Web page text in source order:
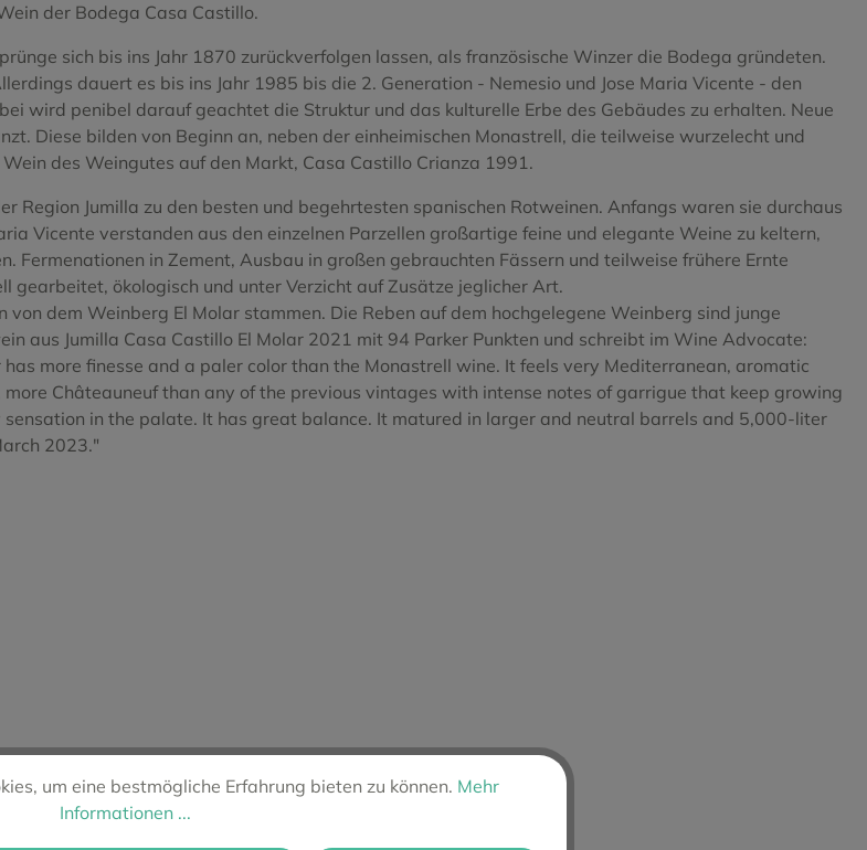
Syrah
Tinta del Pais
Treixadura
Viura
Xarel.lo Vermell
der Bodega Casa Castillo.
sich bis ins Jahr 1870 zurückverfolgen lassen, als französische Winzer die Bodega gründeten.
dauert es bis ins Jahr 1985 bis die 2. Generation - Nemesio und Jose Maria Vicente - den
wird penibel darauf geachtet die Struktur und das kulturelle Erbe des Gebäudes zu erhalten. Neue
Diese bilden von Beginn an, neben der einheimischen Monastrell, die teilweise wurzelecht und
des Weingutes auf den Markt, Casa Castillo Crianza 1991.
Region Jumilla zu den besten und begehrtesten spanischen Rotweinen. Anfangs waren sie durchaus
Vicente verstanden aus den einzelnen Parzellen großartige feine und elegante Weine zu keltern,
Fermenationen in Zement, Ausbau in großen gebrauchten Fässern und teilweise frühere Ernte
ökologisch und unter Verzicht auf Zusätze jeglicher Art.
dem Weinberg El Molar stammen. Die Reben auf dem hochgelegene Weinberg sind junge
aus Jumilla Casa Castillo El Molar 2021 mit 94 Parker Punkten und schreibt im Wine Advocate:
more finesse and a paler color than the Monastrell wine. It feels very Mediterranean, aromatic
Châteauneuf than any of the previous vintages with intense notes of garrigue that keep growing
in the palate. It has great balance. It matured in larger and neutral barrels and 5,000-liter
2023."
um eine bestmögliche Erfahrung bieten zu können. Mehr
Informationen ...